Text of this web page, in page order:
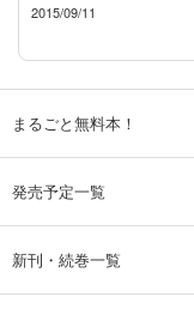
2015/09/11
まるごと無料本！
発売予定一覧
新刊・続巻一覧